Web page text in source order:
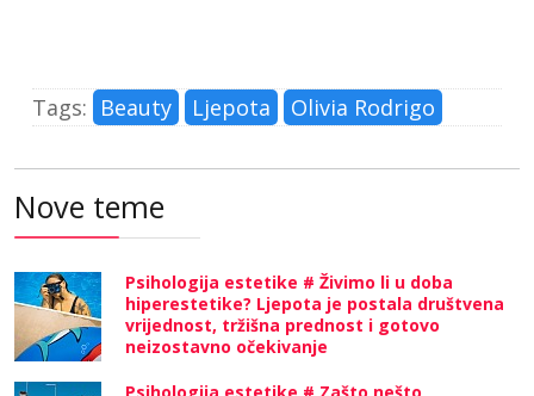
Tags: Beauty Ljepota Olivia Rodrigo
Nove teme
Psihologija estetike # Živimo li u doba
hiperestetike? Ljepota je postala društvena
vrijednost, tržišna prednost i gotovo
neizostavno očekivanje